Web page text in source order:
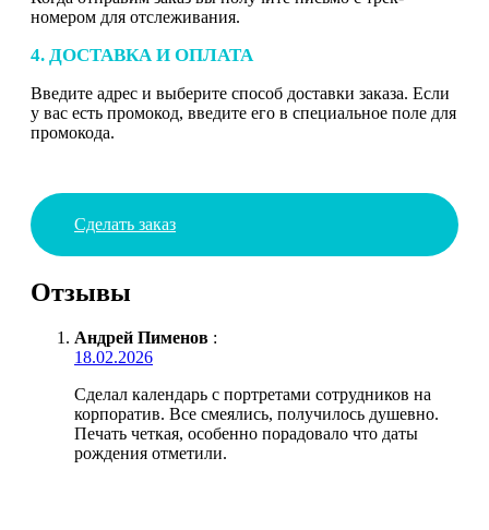
номером для отслеживания.
4. ДОСТАВКА И ОПЛАТА
Введите адрес и выберите способ доставки заказа. Если
у вас есть промокод, введите его в специальное поле для
промокода.
Сделать заказ
Отзывы
Андрей Пименов :
18.02.2026
Сделал календарь с портретами сотрудников на
корпоратив. Все смеялись, получилось душевно.
Печать четкая, особенно порадовало что даты
рождения отметили.